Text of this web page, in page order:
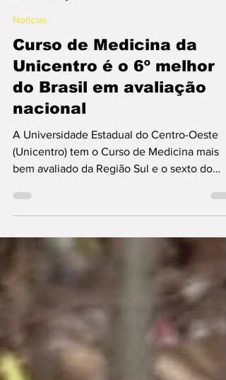
20 de jan.
Notícias
Curso de Medicina da
Unicentro é o 6º melhor
do Brasil em avaliação
nacional
A Universidade Estadual do Centro-Oeste
(Unicentro) tem o Curso de Medicina mais
bem avaliado da Região Sul e o sexto do
Formação Médica ( Enamed ), divulgado
Educação (MEC). O resultado posiciona a
instituição no seleto grupo de 49 cursos,
dentre os 351 avaliados nacionalmente, que
alcançaram o conceito máximo (5) da prova,
aplicada para 89.024 estudan